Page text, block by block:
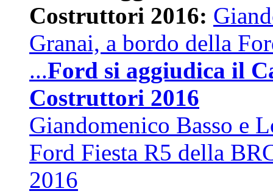
Costruttori 2016:
Granai, a bordo della
...Ford si aggiudica il
Costruttori 2016
Giandomenico Basso e
Ford Fiesta R5 della
2016